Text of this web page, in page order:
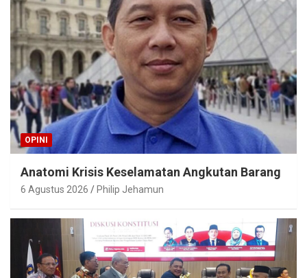
OPINI
Anatomi Krisis Keselamatan Angkutan Barang
6 Agustus 2026 Philip Jehamun